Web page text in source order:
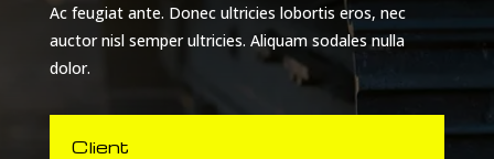
Ac feugiat ante. Donec ultricies lobortis eros, nec
auctor nisl semper ultricies. Aliquam sodales nulla
dolor.
Client